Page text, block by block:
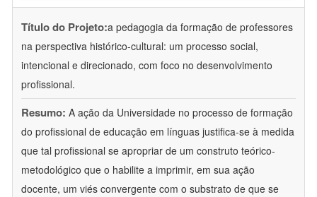
Título do Projeto:a pedagogia da formação de professores
na perspectiva histórico-cultural: um processo social,
intencional e direcionado, com foco no desenvolvimento
profissional.
Resumo: A ação da Universidade no processo de formação
do profissional de educação em línguas justifica-se à medida
que tal profissional se apropriar de um construto teórico-
metodológico que o habilite a imprimir, em sua ação
docente, um viés convergente com o substrato de que se